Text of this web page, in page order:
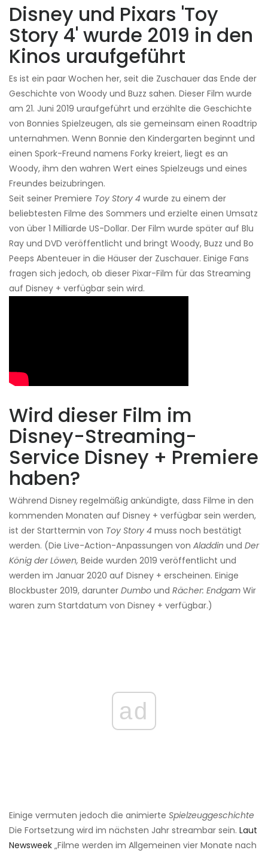
Disney und Pixars 'Toy
Story 4' wurde 2019 in den
Kinos uraufgeführt
Es ist ein paar Wochen her, seit die Zuschauer das Ende der
Geschichte von Woody und Buzz sahen. Dieser Film wurde
am 21. Juni 2019 uraufgeführt und erzählte die Geschichte
von Bonnies Spielzeugen, als sie gemeinsam einen Roadtrip
unternahmen. Wenn Bonnie den Kindergarten beginnt und
einen Spork-Freund namens Forky kreiert, liegt es an
Woody, ihm den wahren Wert eines Spielzeugs und eines
Freundes beizubringen.
Seit seiner Premiere Toy Story 4 wurde zu einem der
beliebtesten Filme des Sommers und erzielte einen Umsatz
von über 1 Milliarde US-Dollar. Der Film wurde später auf Blu
Ray und DVD veröffentlicht und bringt Woody, Buzz und Bo
Peeps Abenteuer in die Häuser der Zuschauer. Einige Fans
fragen sich jedoch, ob dieser Pixar-Film für das Streaming
auf Disney + verfügbar sein wird.
Wird dieser Film im
Disney-Streaming-
Service Disney + Premiere
haben?
Während Disney regelmäßig ankündigte, dass Filme in den
kommenden Monaten auf Disney + verfügbar sein werden,
ist der Starttermin von Toy Story 4 muss noch bestätigt
werden. (Die Live-Action-Anpassungen von Aladdin und Der
König der Löwen, Beide wurden 2019 veröffentlicht und
werden im Januar 2020 auf Disney + erscheinen. Einige
Blockbuster 2019, darunter Dumbo und Rächer: Endgam Wir
waren zum Startdatum von Disney + verfügbar.)
ad
Einige vermuten jedoch die animierte Spielzeuggeschichte
Die Fortsetzung wird im nächsten Jahr streambar sein. Laut
Newsweek „Filme werden im Allgemeinen vier Monate nach